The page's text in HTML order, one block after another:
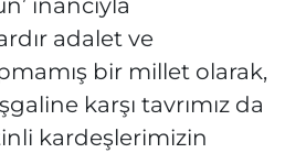
inancıyla
adalet ve
bir millet olarak,
karşı tavrımız da
kardeşlerimizin